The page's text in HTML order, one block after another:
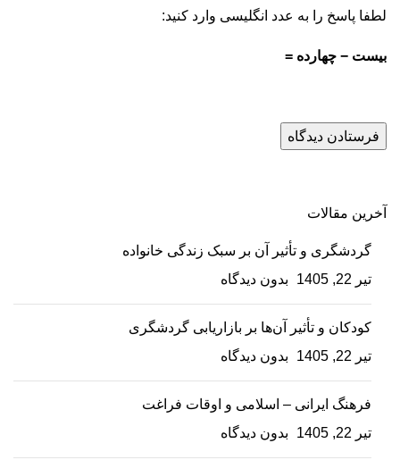
لطفا پاسخ را به عدد انگلیسی وارد کنید:
بیست − چهارده =
آخرین مقالات
گردشگری و تأثیر آن بر سبک زندگی خانواده
تیر 22, 1405
بدون دیدگاه
کودکان و تأثیر آن‌ها بر بازاریابی گردشگری
تیر 22, 1405
بدون دیدگاه
فرهنگ ایرانی – اسلامی و اوقات فراغت
تیر 22, 1405
بدون دیدگاه